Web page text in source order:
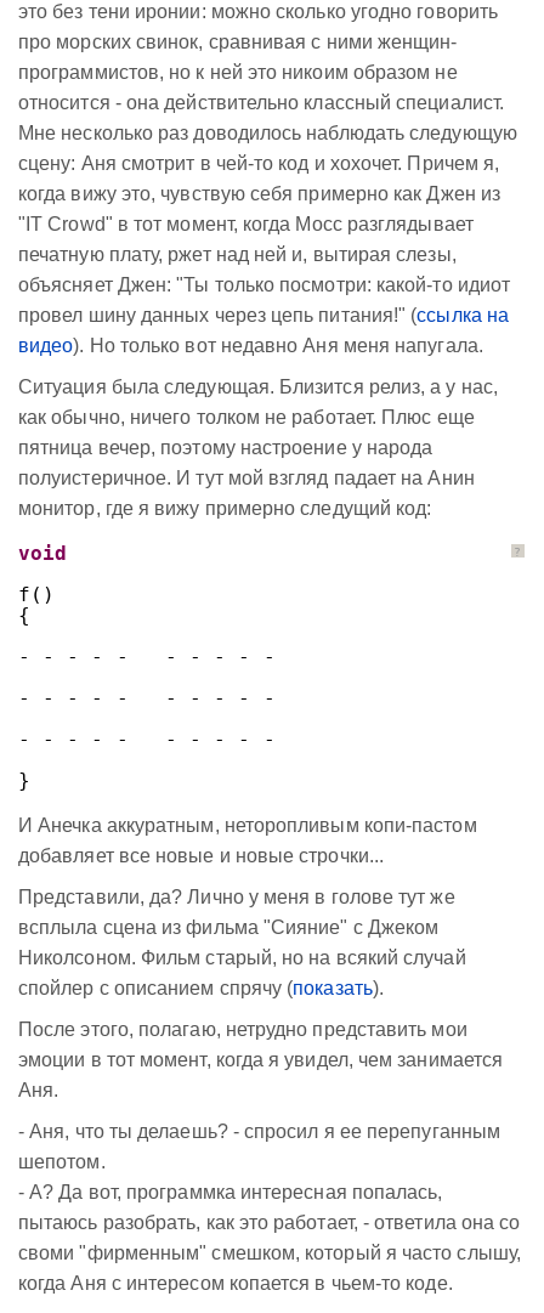
это без тени иронии: можно сколько угодно говорить
про морских свинок, сравнивая с ними женщин-
программистов, но к ней это никоим образом не
относится - она действительно классный специалист.
Мне несколько раз доводилось наблюдать следующую
сцену: Аня смотрит в чей-то код и хохочет. Причем я,
когда вижу это, чувствую себя примерно как Джен из
"IT Crowd" в тот момент, когда Мосс разглядывает
печатную плату, ржет над ней и, вытирая слезы,
объясняет Джен: "Ты только посмотри: какой-то идиот
провел шину данных через цепь питания!" (ссылка на
видео). Но только вот недавно Аня меня напугала.
Ситуация была следующая. Близится релиз, а у нас,
как обычно, ничего толком не работает. Плюс еще
пятница вечер, поэтому настроение у народа
полуистеричное. И тут мой взгляд падает на Анин
монитор, где я вижу примерно следущий код:
?
void
f()
{
- - - - -   - - - - -
- - - - -   - - - - -
- - - - -   - - - - -
}
И Анечка аккуратным, неторопливым копи-пастом
добавляет все новые и новые строчки...
Представили, да? Лично у меня в голове тут же
всплыла сцена из фильма "Сияние" с Джеком
Николсоном. Фильм старый, но на всякий случай
спойлер с описанием спрячу (показать).
После этого, полагаю, нетрудно представить мои
эмоции в тот момент, когда я увидел, чем занимается
Аня.
- Аня, что ты делаешь? - спросил я ее перепуганным
шепотом.
- А? Да вот, программка интересная попалась,
пытаюсь разобрать, как это работает, - ответила она со
своми "фирменным" смешком, который я часто слышу,
когда Аня с интересом копается в чьем-то коде.